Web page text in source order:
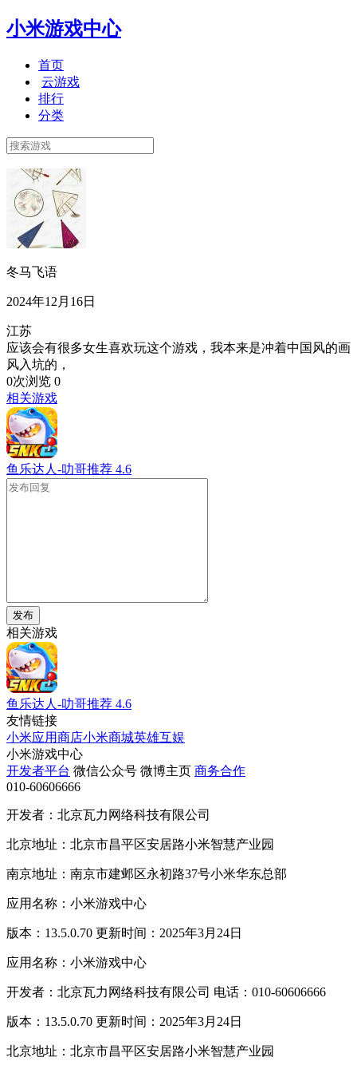
小米游戏中心
首页
云游戏
排行
分类
冬马飞语
2024年12月16日
江苏
应该会有很多女生喜欢玩这个游戏，我本来是冲着中国风的画
风入坑的，
0次浏览 0
相关游戏
鱼乐达人-叻哥推荐 4.6
发布
相关游戏
鱼乐达人-叻哥推荐 4.6
友情链接
小米应用商店小米商城英雄互娱
小米游戏中心
开发者平台 微信公众号 微博主页 商务合作
010-60606666
开发者：北京瓦力网络科技有限公司
北京地址：北京市昌平区安居路小米智慧产业园
南京地址：南京市建邺区永初路37号小米华东总部
应用名称：小米游戏中心
版本：13.5.0.70 更新时间：2025年3月24日
应用名称：小米游戏中心
开发者：北京瓦力网络科技有限公司 电话：010-60606666
版本：13.5.0.70 更新时间：2025年3月24日
北京地址：北京市昌平区安居路小米智慧产业园